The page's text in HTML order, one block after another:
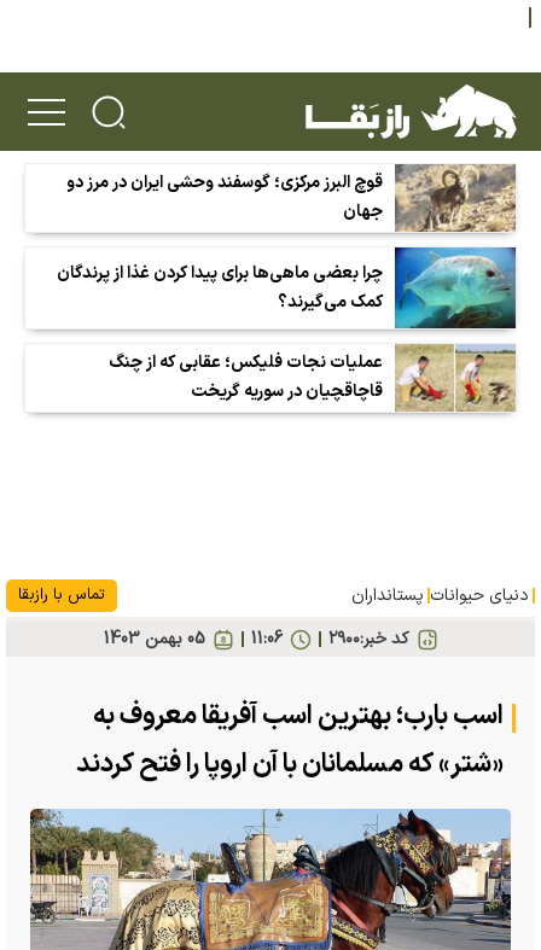
قوچ البرز مرکزی؛ گوسفند وحشی ایران در مرز دو
جهان
چرا بعضی ماهی‌ها برای پیدا کردن غذا از پرندگان
کمک می‌گیرند؟
عملیات نجات فلیکس؛ عقابی که از چنگ
قاچاقچیان در سوریه گریخت
دنیای حیوانات پستانداران تماس با رازبقا
کد خبر:۲۹۰۰ 05 بهمن 1403 11:06
اسب بارب؛ بهترین اسب آفریقا معروف به
«شتر» که مسلمانان با آن اروپا را فتح کردند